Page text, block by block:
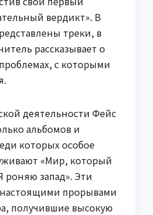
вердикт». В
треки, в
рассказывает о
с которыми
деятельности Фейс
альбомов и
которых особое
«Мир, который
роняю запад». Эти
прорывами
получившие высокую